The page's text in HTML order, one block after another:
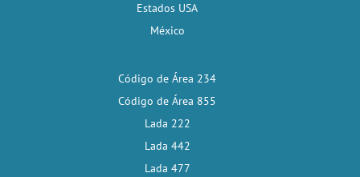
Estados USA
México
Código de Área 234
Código de Área 855
Lada 222
Lada 442
Lada 477